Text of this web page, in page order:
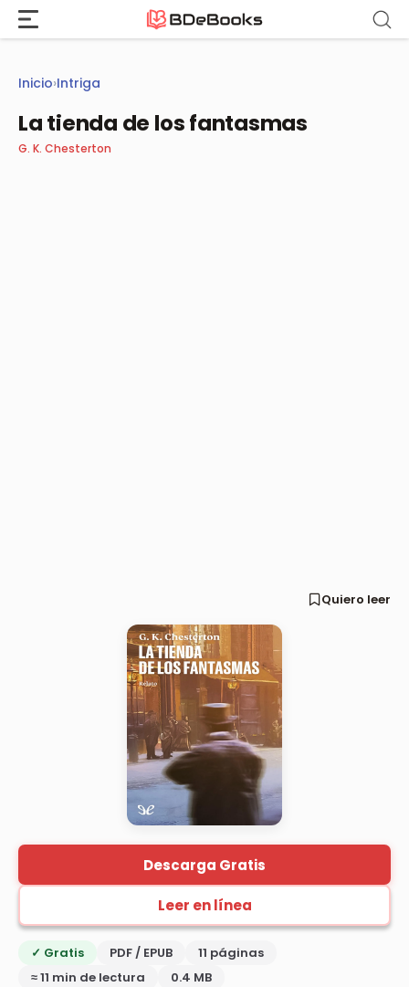
Saltar
contenido
Inicio›Intriga
La tienda de los fantasmas
G. K. Chesterton
Quiero leer
Descarga Gratis
Leer en línea
✓ Gratis PDF / EPUB
11 páginas
≈ 11 min de lectura
0.4 MB